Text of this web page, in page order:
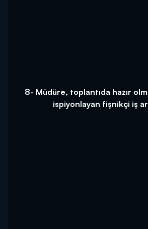
8- Müdüre, toplantıda hazır
ispiyonlayan fişnikçi iş